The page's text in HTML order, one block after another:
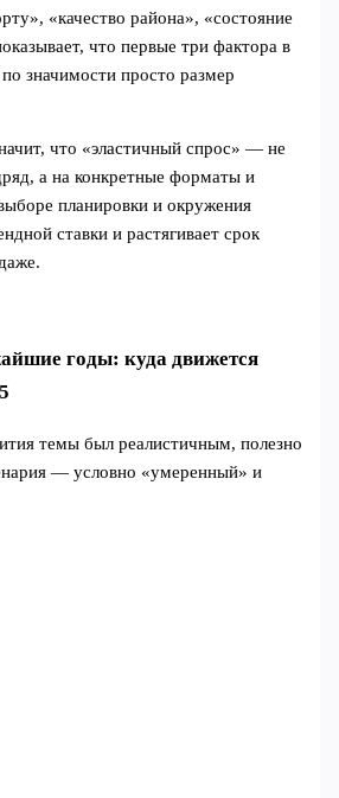
«качество района», «состояние
что первые три фактора в
значимости просто размер
что «эластичный спрос» — не
а на конкретные форматы и
планировки и окружения
ставки и растягивает срок
годы: куда движется
темы был реалистичным, полезно
— условно «умеренный» и